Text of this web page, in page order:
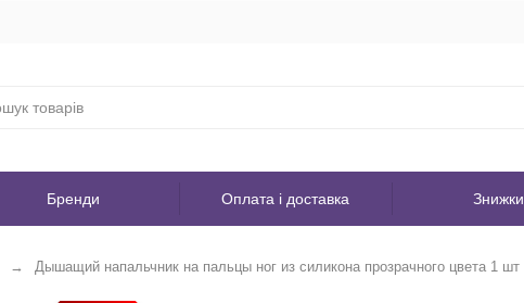
Бренди Оплата і доставка Знижки
Дышащий напальчник на пальцы ног из силикона прозрачного цвета 1 шт